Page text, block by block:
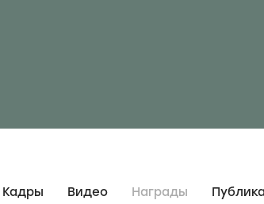
Кадры Видео Награды